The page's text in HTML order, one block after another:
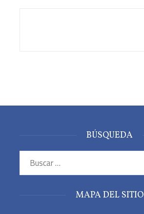
BÚSQUEDA
Buscar:
MAPA DEL SITIO